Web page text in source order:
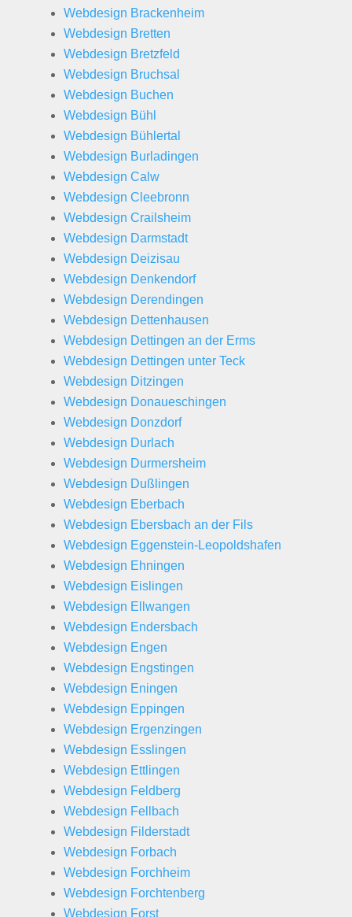
Webdesign Brackenheim
Webdesign Bretten
Webdesign Bretzfeld
Webdesign Bruchsal
Webdesign Buchen
Webdesign Bühl
Webdesign Bühlertal
Webdesign Burladingen
Webdesign Calw
Webdesign Cleebronn
Webdesign Crailsheim
Webdesign Darmstadt
Webdesign Deizisau
Webdesign Denkendorf
Webdesign Derendingen
Webdesign Dettenhausen
Webdesign Dettingen an der Erms
Webdesign Dettingen unter Teck
Webdesign Ditzingen
Webdesign Donaueschingen
Webdesign Donzdorf
Webdesign Durlach
Webdesign Durmersheim
Webdesign Dußlingen
Webdesign Eberbach
Webdesign Ebersbach an der Fils
Webdesign Eggenstein-Leopoldshafen
Webdesign Ehningen
Webdesign Eislingen
Webdesign Ellwangen
Webdesign Endersbach
Webdesign Engen
Webdesign Engstingen
Webdesign Eningen
Webdesign Eppingen
Webdesign Ergenzingen
Webdesign Esslingen
Webdesign Ettlingen
Webdesign Feldberg
Webdesign Fellbach
Webdesign Filderstadt
Webdesign Forbach
Webdesign Forchheim
Webdesign Forchtenberg
Webdesign Forst